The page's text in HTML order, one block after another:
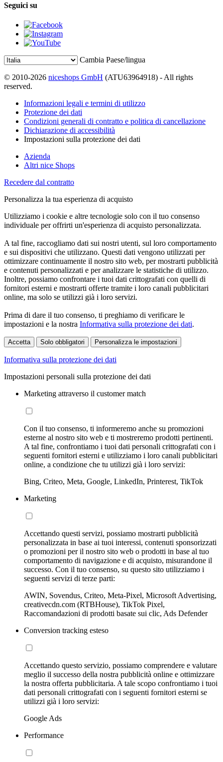
Seguici su
Cambia Paese/lingua
© 2010-2026 niceshops GmbH (ATU63964918) - All rights
reserved.
Informazioni legali e termini di utilizzo
Protezione dei dati
Condizioni generali di contratto e politica di cancellazione
Dichiarazione di accessibilità
Impostazioni sulla protezione dei dati
Azienda
Altri nice Shops
Recedere dal contratto
Personalizza la tua esperienza di acquisto
Utilizziamo i cookie e altre tecnologie solo con il tuo consenso
individuale per offrirti un'esperienza di acquisto personalizzata.
A tal fine, raccogliamo dati sui nostri utenti, sul loro comportamento
e sui dispositivi che utilizzano. Questi dati vengono utilizzati per
ottimizzare continuamente il nostro sito web, per mostrarti pubblicità
e contenuti personalizzati e per analizzare le statistiche di utilizzo.
Inoltre, possiamo confrontare i tuoi dati crittografati con quelli di
fornitori esterni e mostrarti offerte tramite i loro canali pubblicitari
online, ma solo se utilizzi già i loro servizi.
Prima di dare il tuo consenso, ti preghiamo di verificare le
impostazioni e la nostra Informativa sulla protezione dei dati.
Accetta Solo obbligatori Personalizza le impostazioni
Informativa sulla protezione dei dati
Impostazioni personali sulla protezione dei dati
Marketing attraverso il customer match
Con il tuo consenso, ti informeremo anche su promozioni
esterne al nostro sito web e ti mostreremo prodotti pertinenti.
A tal fine, confrontiamo i tuoi dati personali crittografati con i
seguenti fornitori esterni e utilizziamo i loro canali pubblicitari
online, a condizione che tu utilizzi già i loro servizi:
Bing, Criteo, Meta, Google, LinkedIn, Printerest, TikTok
Marketing
Accettando questi servizi, possiamo mostrarti pubblicità
personalizzata in base ai tuoi interessi, contenuti sponsorizzati
o promozioni per il nostro sito web o prodotti in base al tuo
comportamento di navigazione e di acquisto, misurandone il
successo. Con il tuo consenso, su questo sito utilizziamo i
seguenti servizi di terze parti:
AWIN, Sovendus, Criteo, Meta-Pixel, Microsoft Advertising,
creativecdn.com (RTBHouse), TikTok Pixel,
Raccomandazioni di prodotti basate sui clic, Ads Defender
Conversion tracking esteso
Accettando questo servizio, possiamo comprendere e valutare
meglio il successo della nostra pubblicità online e ottimizzare
la nostra offerta pubblicitaria. A tale scopo confrontiamo i tuoi
dati personali crittografati con i seguenti fornitori esterni se
utilizzi già i loro servizi:
Google Ads
Performance